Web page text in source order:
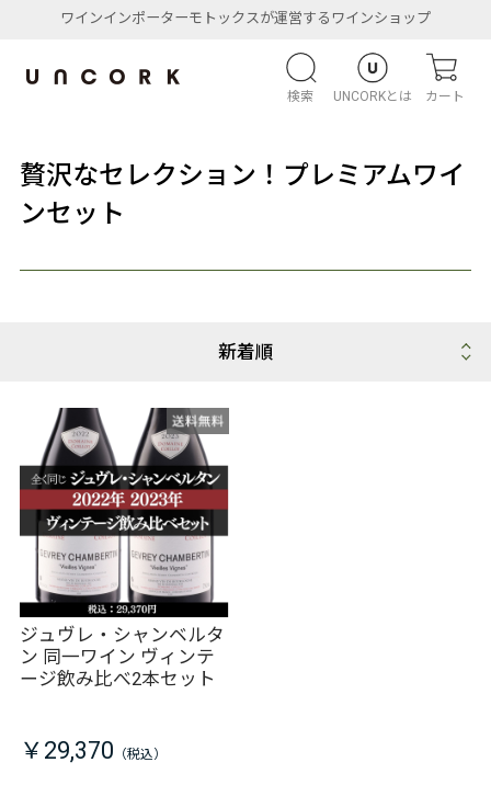
ワインインポーターモトックスが運営するワインショップ
検索 UNCORKとは カート
贅沢なセレクション！プレミアムワイ
ンセット
ジュヴレ・シャンベルタ
ン 同一ワイン ヴィンテ
ージ飲み比べ2本セット
￥29,370